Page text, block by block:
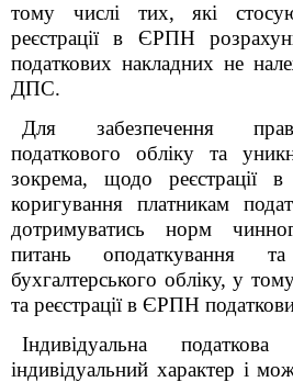
тому числі тих, які
реєстрації в ЄРПН
податкових накладних не
ДПС.
Для забезпечення
податкового обліку та
зокрема, щодо реєстрації
коригування платникам
дотримуватись норм
питань оподаткування
бухгалтерського обліку, у
та реєстрації в ЄРПН
Індивідуальна
індивідуальний характер і